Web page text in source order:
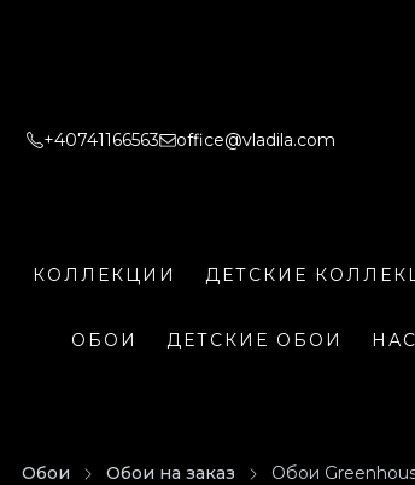
+40741166563 office@vladila.com
КОЛЛЕКЦИИ ДЕТСКИЕ
ОБОИ ДЕТСКИЕ ОБОИ
Обои Обои на заказ Обои